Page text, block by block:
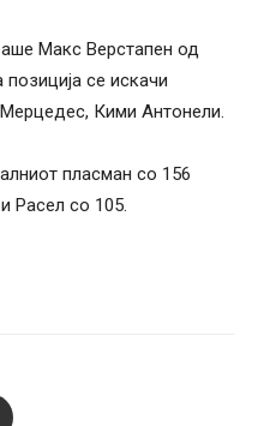
Макс Верстапен од
се искачи
Кими Антонели.
пласман со 156
Расел со 105.